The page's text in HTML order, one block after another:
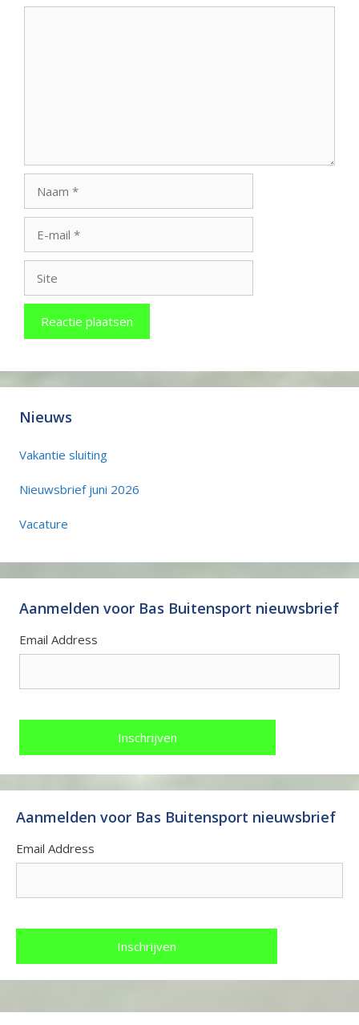
mail
Nieuws
Vakantie sluiting
Nieuwsbrief juni 2026
Vacature
Aanmelden voor Bas Buitensport nieuwsbrief
Email Address
Aanmelden voor Bas Buitensport nieuwsbrief
Email Address